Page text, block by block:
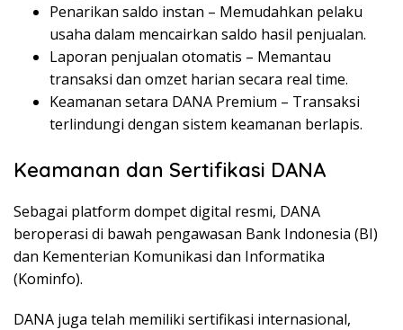
Penarikan saldo instan – Memudahkan pelaku
usaha dalam mencairkan saldo hasil penjualan.
Laporan penjualan otomatis – Memantau
transaksi dan omzet harian secara real time.
Keamanan setara DANA Premium – Transaksi
terlindungi dengan sistem keamanan berlapis.
Keamanan dan Sertifikasi DANA
Sebagai platform dompetdigital resmi, DANA
beroperasi di bawah pengawasan Bank Indonesia (BI)
dan Kementerian Komunikasi dan Informatika
(Kominfo).
DANA juga telah memiliki sertifikasi internasional,